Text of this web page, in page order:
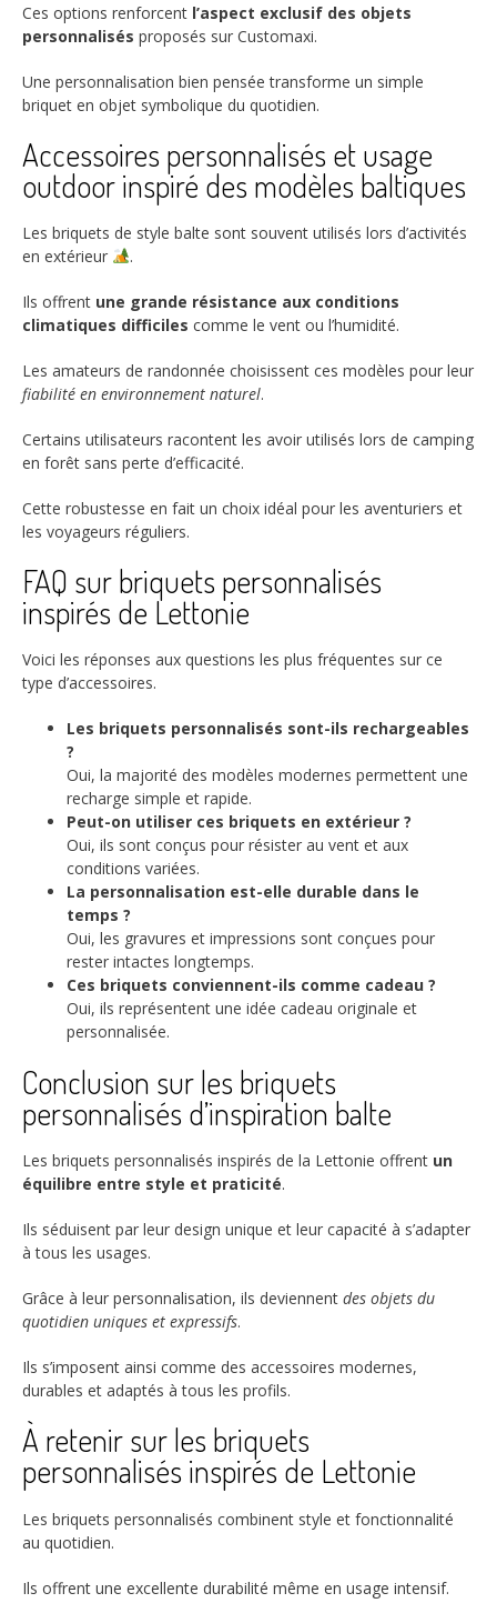
Ces options renforcent l’aspect exclusif des objets
personnalisés proposés sur Customaxi.
Une personnalisation bien pensée transforme un simple
briquet en objet symbolique du quotidien.
Accessoires personnalisés et usage
outdoor inspiré des modèles baltiques
Les briquets de style balte sont souvent utilisés lors d’activités
en extérieur
.
Ils offrent une grande résistance aux conditions
climatiques difficiles comme le vent ou l’humidité.
Les amateurs de randonnée choisissent ces modèles pour leur
fiabilité en environnement naturel.
Certains utilisateurs racontent les avoir utilisés lors de camping
en forêt sans perte d’efficacité.
Cette robustesse en fait un choix idéal pour les aventuriers et
les voyageurs réguliers.
FAQ sur briquets personnalisés
inspirés de Lettonie
Voici les réponses aux questions les plus fréquentes sur ce
type d’accessoires.
Les briquets personnalisés sont-ils rechargeables
?
Oui, la majorité des modèles modernes permettent une
recharge simple et rapide.
Peut-on utiliser ces briquets en extérieur ?
Oui, ils sont conçus pour résister au vent et aux
conditions variées.
La personnalisation est-elle durable dans le
temps ?
Oui, les gravures et impressions sont conçues pour
rester intactes longtemps.
Ces briquets conviennent-ils comme cadeau ?
Oui, ils représentent une idée cadeau originale et
personnalisée.
Conclusion sur les briquets
personnalisés d’inspiration balte
Les briquets personnalisés inspirés de la Lettonie offrent un
équilibre entre style et praticité.
Ils séduisent par leur design unique et leur capacité à s’adapter
à tous les usages.
Grâce à leur personnalisation, ils deviennent des objets du
quotidien uniques et expressifs.
Ils s’imposent ainsi comme des accessoires modernes,
durables et adaptés à tous les profils.
À retenir sur les briquets
personnalisés inspirés de Lettonie
Les briquets personnalisés combinent style et fonctionnalité
au quotidien.
Ils offrent une excellente durabilité même en usage intensif.